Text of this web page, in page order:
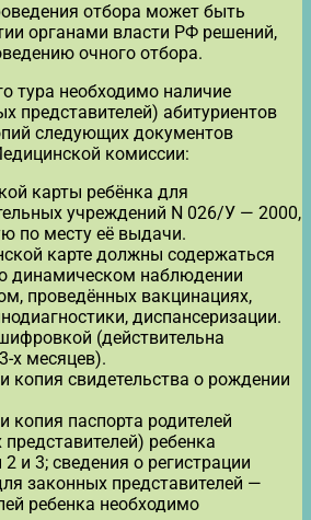
отбора может быть
органами власти РФ решений,
очного отбора.
тура необходимо наличие
представителей) абитуриентов
следующих документов
комиссии:
карты ребёнка для
учреждений N 026/У — 2000,
по месту её выдачи.
карте должны содержаться
динамическом наблюдении
проведённых вакцинациях,
диспансеризации.
(действительна
х месяцев).
копия свидетельства о рождении
копия паспорта родителей
ребенка
и 3; сведения о регистрации
законных представителей —
ребенка необходимо